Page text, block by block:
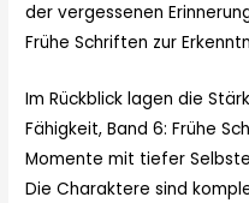
der vergessenen
Frühe Schriften zur
Im Rückblick lagen die
Fähigkeit, Band 6: Frühe
Momente mit tiefer
Die Charaktere sind